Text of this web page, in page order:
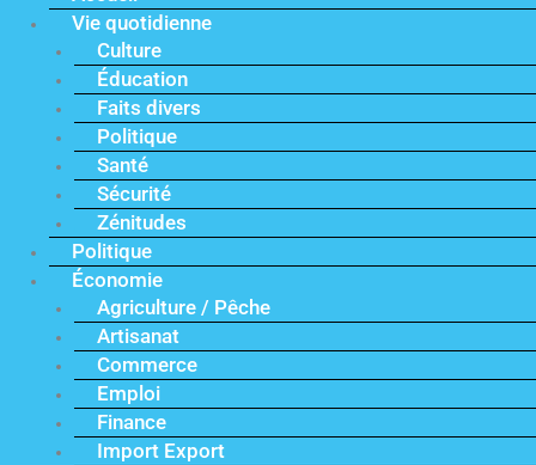
Vie quotidienne
Culture
Éducation
Faits divers
Politique
Santé
Sécurité
Zénitudes
Politique
Économie
Agriculture / Pêche
Artisanat
Commerce
Emploi
Finance
Import Export